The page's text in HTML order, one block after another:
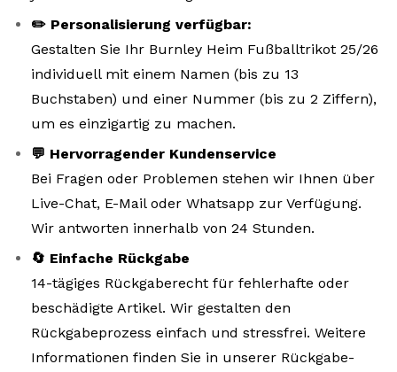
✏️ Personalisierung verfügbar:
Gestalten Sie Ihr Burnley Heim Fußballtrikot 25/26
individuell mit einem Namen (bis zu 13
Buchstaben) und einer Nummer (bis zu 2 Ziffern),
um es einzigartig zu machen.
💬 Hervorragender Kundenservice
Bei Fragen oder Problemen stehen wir Ihnen über
Live-Chat, E-Mail oder Whatsapp zur Verfügung.
Wir antworten innerhalb von 24 Stunden.
🔄 Einfache Rückgabe
14-tägiges Rückgaberecht für fehlerhafte oder
beschädigte Artikel. Wir gestalten den
Rückgabeprozess einfach und stressfrei. Weitere
Informationen finden Sie in unserer Rückgabe-